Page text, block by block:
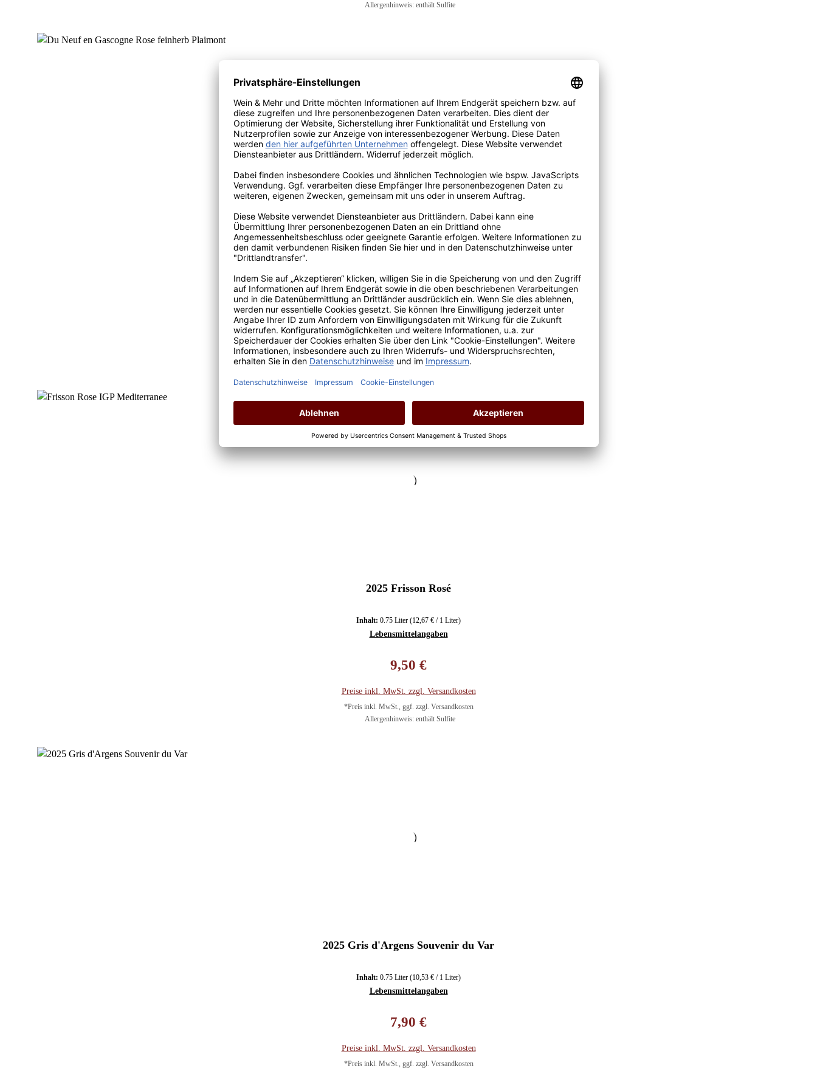
Allergenhinweis: enthält Sulfite
2025 Du Neuf en Gascogne Rosé 9 % vol. Alk.
Lebensmittelangaben
Regulärer Preis:
6,55 €
Preise inkl. MwSt. zzgl. Versandkosten
*Preis inkl. MwSt., ggf. zzgl. Versandkosten
Allergenhinweis: enthält Sulfite
In den Warenkorb
2025 Frisson Rosé
Inhalt: 0.75 Liter (12,67 € / 1 Liter)
Lebensmittelangaben
9,50 €
Preise inkl. MwSt. zzgl. Versandkosten
*Preis inkl. MwSt., ggf. zzgl. Versandkosten
Allergenhinweis: enthält Sulfite
2025 Gris d'Argens Souvenir du Var
Inhalt: 0.75 Liter (10,53 € / 1 Liter)
Lebensmittelangaben
7,90 €
Preise inkl. MwSt. zzgl. Versandkosten
*Preis inkl. MwSt., ggf. zzgl. Versandkosten